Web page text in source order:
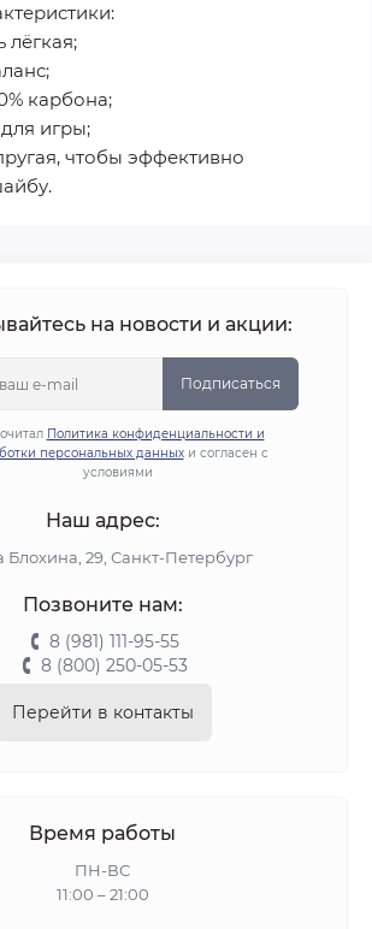
карбона;
игры;
чтобы эффективно
на новости и акции:
Подписаться
Политика конфиденциальности и
персональных данныхи согласен с
условиями
Наш адрес:
Блохина, 29, Санкт-Петербург
Позвоните нам:
8 (981) 111-95-55
8 (800) 250-05-53
Перейти в контакты
Время работы
ПН-ВС
11:00 – 21:00